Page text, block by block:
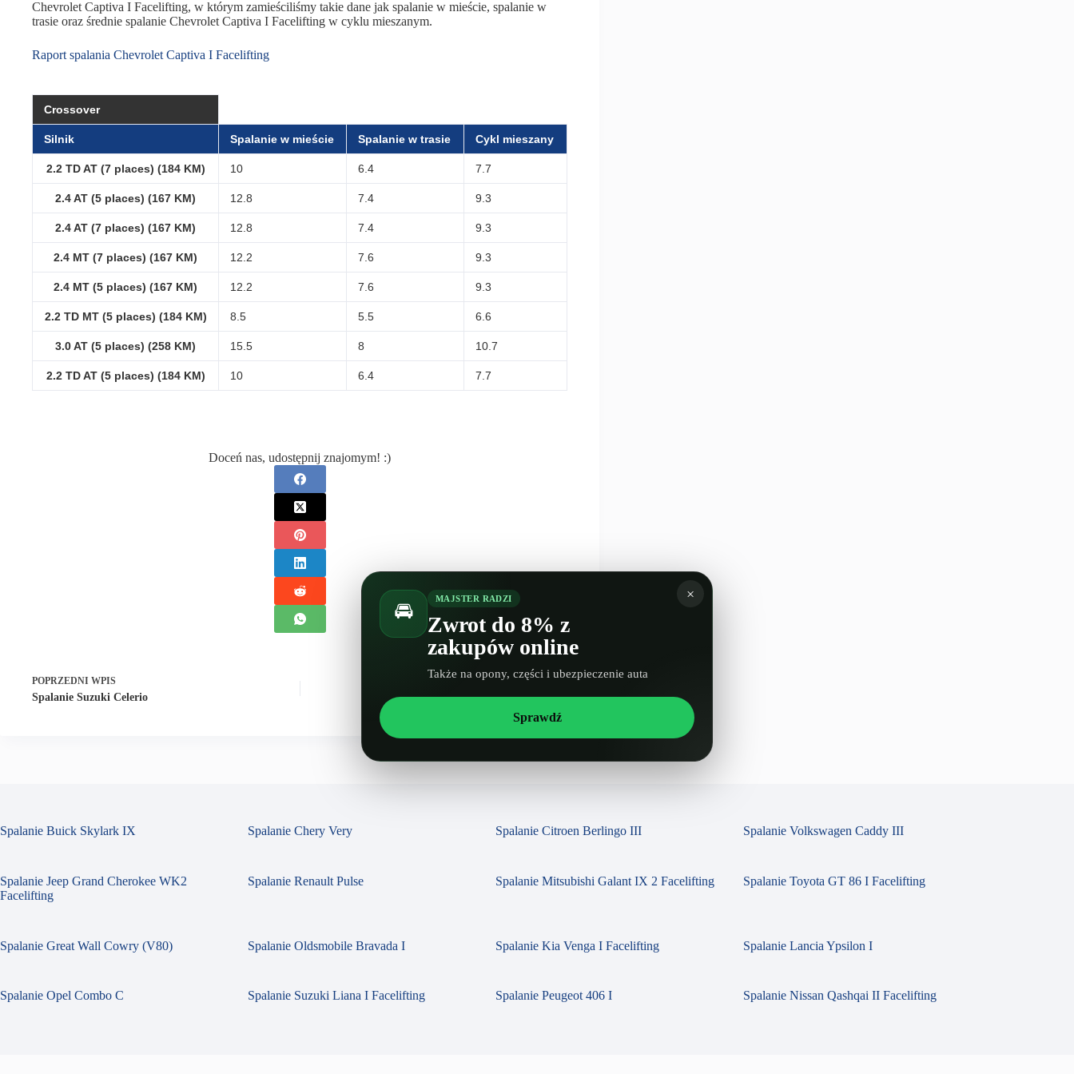
Chevrolet Captiva I Facelifting, w którym zamieściliśmy takie dane jak spalanie w mieście, spalanie w
trasie oraz średnie spalanie Chevrolet Captiva I Facelifting w cyklu mieszanym.
Raport spalania Chevrolet Captiva I Facelifting
Crossover
Silnik Spalanie w mieście Spalanie w trasie Cykl mieszany
2.2 TD AT (7 places) (184 KM) 10 6.4 7.7
2.4 AT (5 places) (167 KM) 12.8 7.4 9.3
2.4 AT (7 places) (167 KM) 12.8 7.4 9.3
2.4 MT (7 places) (167 KM) 12.2 7.6 9.3
2.4 MT (5 places) (167 KM) 12.2 7.6 9.3
2.2 TD MT (5 places) (184 KM) 8.5 5.5 6.6
3.0 AT (5 places) (258 KM) 15.5 8 10.7
2.2 TD AT (5 places) (184 KM) 10 6.4 7.7
Doceń nas, udostępnij znajomym! :)
POPRZEDNI WPIS
Spalanie Suzuki Celerio
NASTĘPNYWPIS
Spalanie Ford EcoSport II Facelifting
Spalanie Buick Skylark IX Spalanie Chery Very Spalanie Citroen Berlingo III Spalanie Volkswagen Caddy III
Spalanie Jeep Grand Cherokee WK2
Facelifting
Spalanie Renault Pulse Spalanie Mitsubishi Galant IX 2 Facelifting Spalanie Toyota GT 86 I Facelifting
Spalanie Great Wall Cowry (V80) Spalanie Oldsmobile Bravada I Spalanie Kia Venga I Facelifting Spalanie Lancia Ypsilon I
Spalanie Opel Combo C Spalanie Suzuki Liana I Facelifting Spalanie Peugeot 406 I Spalanie Nissan Qashqai II Facelifting
×
🚘 MAJSTER RADZI
Zwrot do 8% z
zakupów online
Także na opony, części i ubezpieczenie auta
Sprawdź